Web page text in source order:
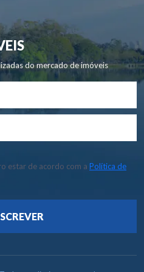
do mercado de imóveis
estar de acordo com a Política de